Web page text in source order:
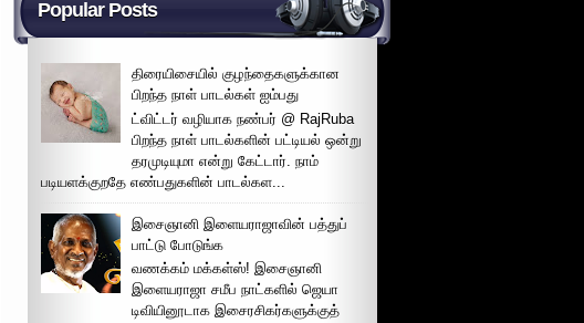
Popular Posts
திரையிசையில் குழந்தைகளுக்கான
பிறந்த நாள் பாடல்கள் ஐம்பது
ட்விட்டர் வழியாக நண்பர் @ RajRuba
பிறந்த நாள் பாடல்களின் பட்டியல் ஒன்று
தரமுடியுமா என்று கேட்டார். நாம்
படியளக்குறதே எண்பதுகளின் பாடல்கள...
இசைஞானி இளையராஜாவின் பத்துப்
பாட்டு போடுங்க
வணக்கம் மக்கள்ஸ்! இசைஞானி
இளையராஜா சமீப நாட்களில் ஜெயா
டிவியினூடாக இசைரசிகர்களுக்குத்